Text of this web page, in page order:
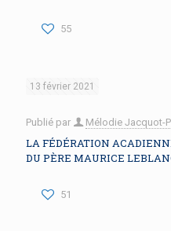
55
13 février 2021
Publié par Mélodie Jacquot-
LA FÉDÉRATION
DU PÈRE MAURICE
51